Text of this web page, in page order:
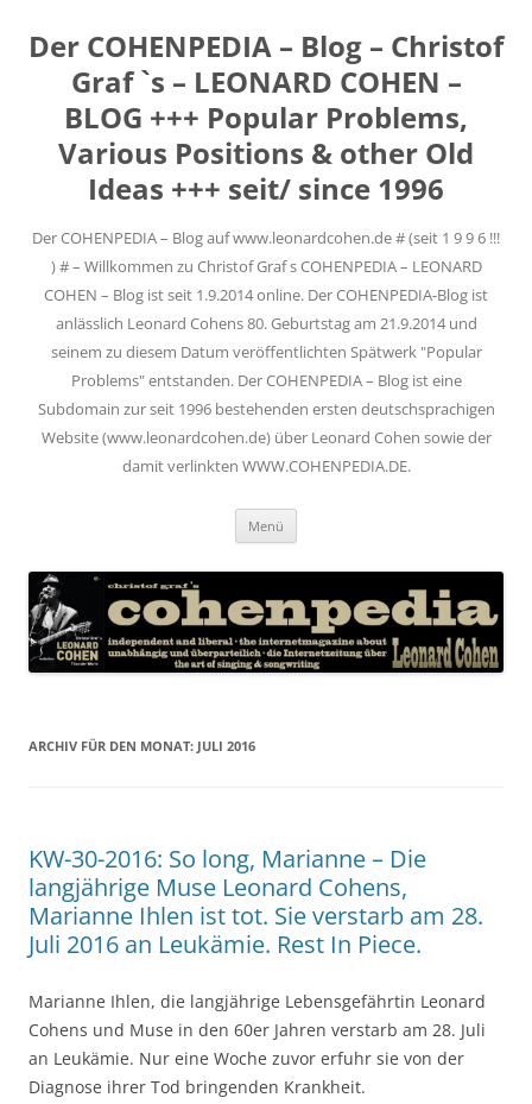
Der COHENPEDIA – Blog – Christof
Graf `s – LEONARD COHEN –
BLOG +++ Popular Problems,
Various Positions & other Old
Ideas +++ seit/ since 1996
Der COHENPEDIA – Blog auf www.leonardcohen.de # (seit 1 9 9 6 !!!
) # – Willkommen zu Christof Graf s COHENPEDIA – LEONARD
COHEN – Blog ist seit 1.9.2014 online. Der COHENPEDIA-Blog ist
anlässlich Leonard Cohens 80. Geburtstag am 21.9.2014 und
seinem zu diesem Datum veröffentlichten Spätwerk "Popular
Problems" entstanden. Der COHENPEDIA – Blog ist eine
Subdomain zur seit 1996 bestehenden ersten deutschsprachigen
Website (www.leonardcohen.de) über Leonard Cohen sowie der
damit verlinkten WWW.COHENPEDIA.DE.
Menü
ARCHIV FÜR DEN MONAT: JULI 2016
KW-30-2016: So long, Marianne – Die
langjährige Muse Leonard Cohens,
Marianne Ihlen ist tot. Sie verstarb am 28.
Juli 2016 an Leukämie. Rest In Piece.
Marianne Ihlen, die langjährige Lebensgefährtin Leonard
Cohens und Muse in den 60er Jahren verstarb am 28. Juli
an Leukämie. Nur eine Woche zuvor erfuhr sie von der
Diagnose ihrer Tod bringenden Krankheit.